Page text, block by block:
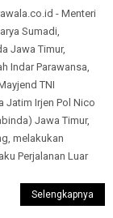
- Menteri
Sumadi,
Jawa Timur,
Indar Parawansa,
TNI
Jatim Irjen Pol Nico
Jawa Timur,
melakukan
Perjalanan Luar
Selengkapnya